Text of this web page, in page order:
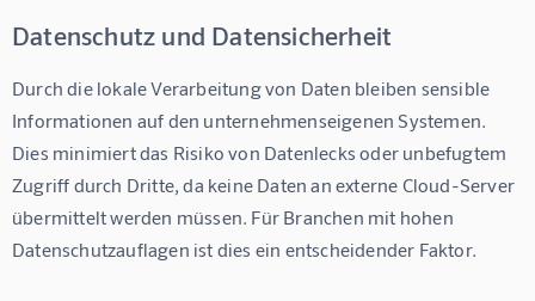
Datenschutz und Datensicherheit
Durch die lokale Verarbeitung von Daten bleiben sensible
Informationen auf den unternehmenseigenen Systemen.
Dies minimiert das Risiko von Datenlecks oder unbefugtem
Zugriff durch Dritte, da keine Daten an externe Cloud-Server
übermittelt werden müssen. Für Branchen mit hohen
Datenschutzauflagen ist dies ein entscheidender Faktor.